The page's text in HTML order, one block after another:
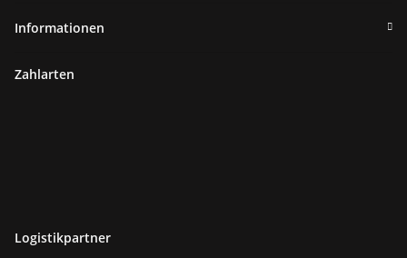
Informationen
Zahlarten
Logistikpartner